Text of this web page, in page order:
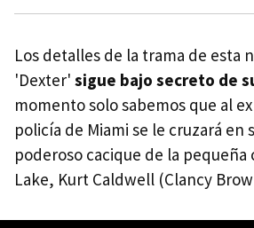
Los detalles de la trama de esta
'Dexter' sigue bajo secreto de
momento solo sabemos que al
policía de Miami se le cruzará en
poderoso cacique de la pequeña
Lake, Kurt Caldwell (Clancy